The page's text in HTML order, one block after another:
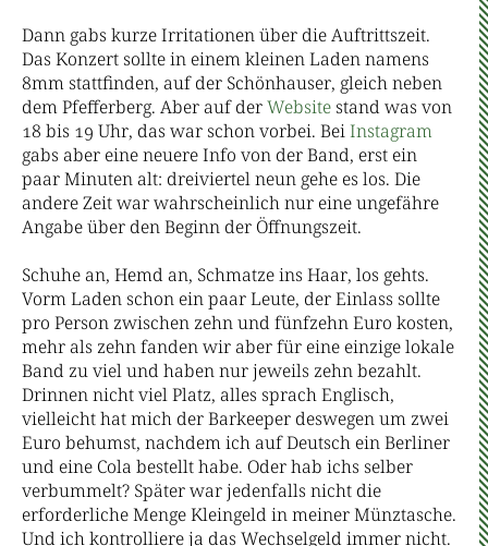
Dann gabs kurze Irritationen über die Auftrittszeit.
Das Konzert sollte in einem kleinen Laden namens
8mm stattfinden, auf der Schönhauser, gleich neben
dem Pfefferberg. Aber auf derWebsitestand was von
18 bis 19 Uhr, das war schon vorbei. BeiInstagram
gabs aber eine neuere Info von der Band, erst ein
paar Minuten alt: dreiviertel neun gehe es los. Die
andere Zeit war wahrscheinlich nur eine ungefähre
Angabe über den Beginn der Öffnungszeit.
Schuhe an, Hemd an, Schmatze ins Haar, los gehts.
Vorm Laden schon ein paar Leute, der Einlass sollte
pro Person zwischen zehn und fünfzehn Euro kosten,
mehr als zehn fanden wir aber für eine einzige lokale
Band zu viel und haben nur jeweils zehn bezahlt.
Drinnen nicht viel Platz, alles sprach Englisch,
vielleicht hat mich der Barkeeper deswegen um zwei
Euro behumst, nachdem ich auf Deutsch ein Berliner
und eine Cola bestellt habe. Oder hab ichs selber
verbummelt? Später war jedenfalls nicht die
erforderliche Menge Kleingeld in meiner Münztasche.
Und ich kontrolliere ja das Wechselgeld immer nicht.